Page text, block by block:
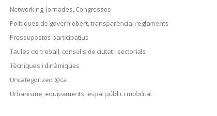
Networking, Jornades, Congressos
Polítiques de govern obert, transparència, reglaments
Pressupostos participatius
Taules de treball, consells de ciutat i sectorials
Tècniques i dinàmiques
Uncategorized @ca
Urbanisme, equipaments, espai públic i mobilitat